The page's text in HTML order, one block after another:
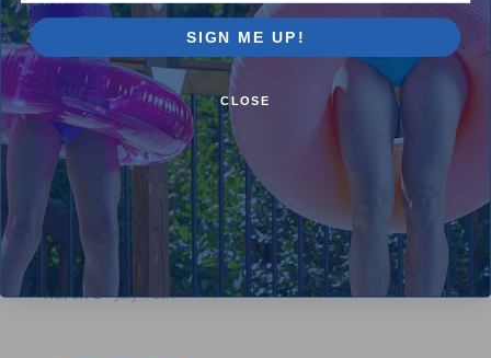
generative AI
submitted
reviews.
Comments:
Very pleased with this pump
Karen S- July 18th
SIGN ME UP!
CLOSE